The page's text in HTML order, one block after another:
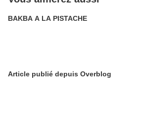
BAKBA A LA PISTACHE
Article publié depuis Overblog